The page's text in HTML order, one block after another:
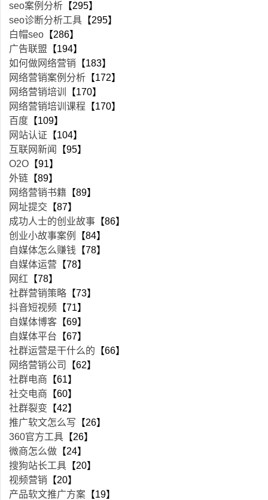
seo案例分析 【295】
seo诊断分析工具 【295】
白帽seo 【286】
广告联盟 【194】
如何做网络营销 【183】
网络营销案例分析 【172】
网络营销培训
【170】
网络营销培训课程 【170】
百度 【109】
网站认证 【104】
互联网新闻
【95】
O2O 【91】
外链 【89】
网络营销书籍 【89】
网址提交 【87】
成功人士的创业故事 【86】
创业小故事案例
【84】
自媒体怎么赚钱 【78】
自媒体运营 【78】
网红 【78】
社群营销策略 【73】
抖音短视频 【71】
自媒体博客 【69】
自媒体平台 【67】
社群运营是干什么的 【66】
网络营销公司
【62】
社群电商 【61】
社交电商 【60】
社群裂变 【42】
推广软文怎么写 【26】
360官方工具 【26】
微商怎么做 【24】
搜狗站长工具 【20】
视频营销 【20】
产品软文推广方案 【19】